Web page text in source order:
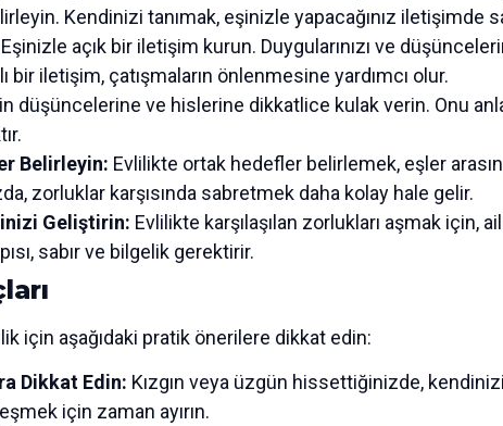
Kendinizi tanımak, eşinizle yapacağınız iletişimde
Eşinizle açık bir iletişim kurun. Duygularınızı ve
bir iletişim, çatışmaların önlenmesine yardımcı olur.
düşüncelerine ve hislerine dikkatlice kulak verin. Onu
Belirleyin: Evlilikte ortak hedefler belirlemek, eşler
zorluklar karşısında sabretmek daha kolay hale gelir.
Geliştirin: Evlilikte karşılaşılan zorlukları aşmak için,
sabır ve bilgelik gerektirir.
için aşağıdaki pratik önerilere dikkat edin:
Dikkat Edin: Kızgın veya üzgün hissettiğinizde,
için zaman ayırın.